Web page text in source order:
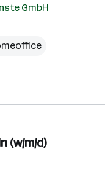
GmbH
(w/m/d)